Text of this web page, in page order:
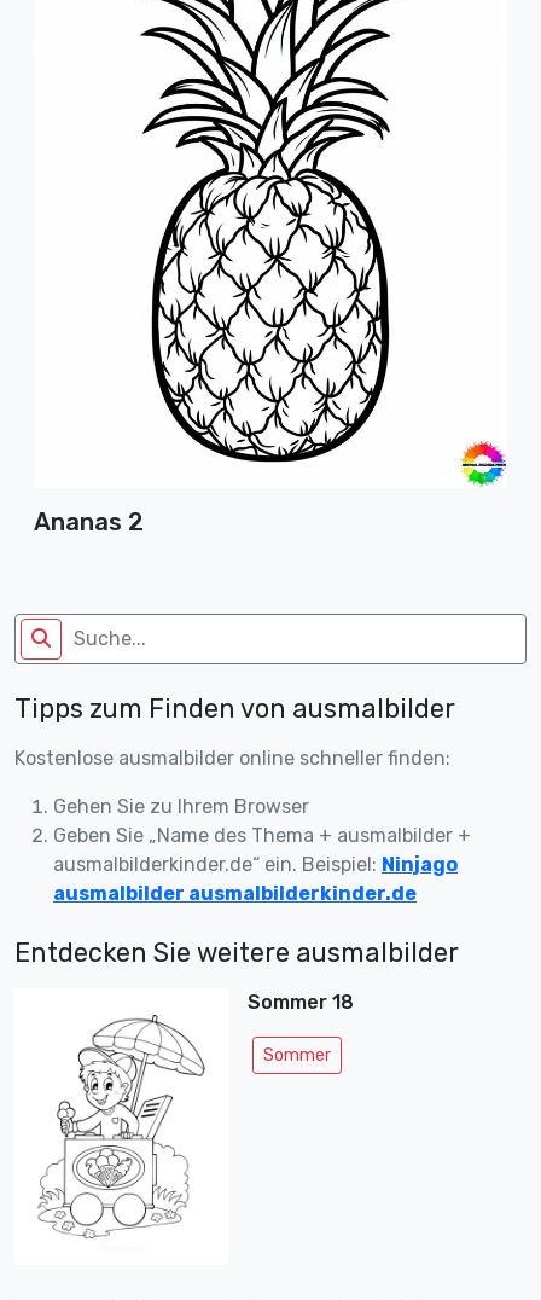
Ananas 2
Tipps zum Finden von ausmalbilder
Kostenlose ausmalbilder online schneller finden:
Gehen Sie zu Ihrem Browser
Geben Sie „Name des Thema + ausmalbilder +
ausmalbilderkinder.de“ ein. Beispiel: Ninjago
ausmalbilder ausmalbilderkinder.de
Entdecken Sie weitere ausmalbilder
Sommer 18
Sommer